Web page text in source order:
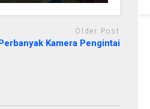
Older Post
Kamera Pengintai